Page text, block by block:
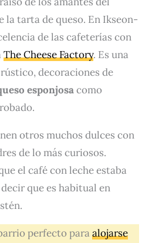
la tarta de queso. En Ikseon-
de las cafeterías con
The Cheese Factory. Es una
decoraciones de
esponjosacomo
otros muchos dulces con
de lo más curiosos.
el café con leche estaba
que es habitual en
perfecto paraalojarse